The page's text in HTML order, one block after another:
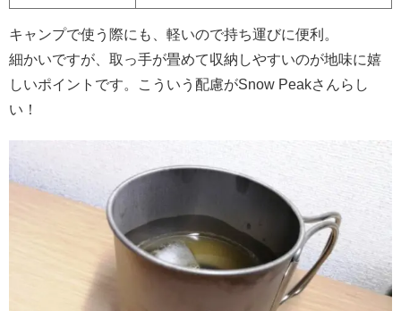
キャンプで使う際にも、軽いので持ち運びに便利。
細かいですが、取っ手が畳めて収納しやすいのが地味に嬉
しいポイントです。こういう配慮がSnow Peakさんらし
い！